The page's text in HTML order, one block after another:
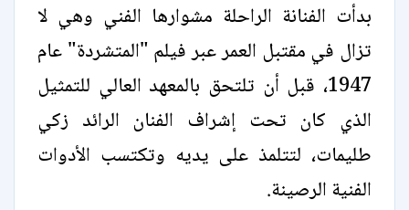
بدأت الفنانة الراحلة مشوارها الفني وهي لا
تزال في مقتبل العمر عبر فيلم "المتشردة" عام
1947، قبل أن تلتحق بالمعهد العالي للتمثيل
الذي كان تحت إشراف الفنان الرائد زكي
طليمات، لتتلمذ على يديه وتكتسب الأدوات
الفنية الرصينة.